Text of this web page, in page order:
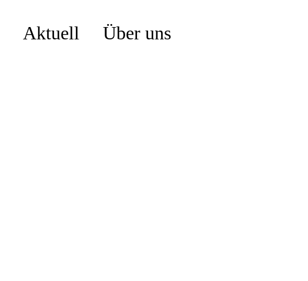
Aktuell
Über uns